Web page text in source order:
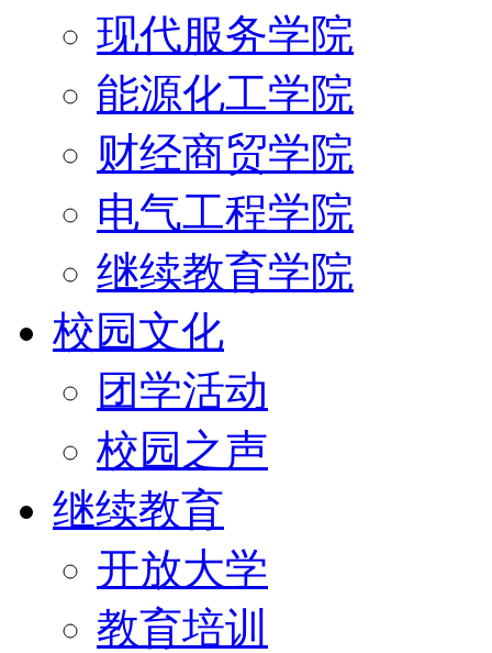
现代服务学院
能源化工学院
财经商贸学院
电气工程学院
继续教育学院
校园文化
团学活动
校园之声
继续教育
开放大学
教育培训